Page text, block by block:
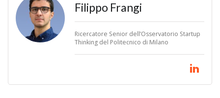
Filippo Frangi
Ricercatore Senior dell’Osservatorio Startup
Thinking del Politecnico di Milano